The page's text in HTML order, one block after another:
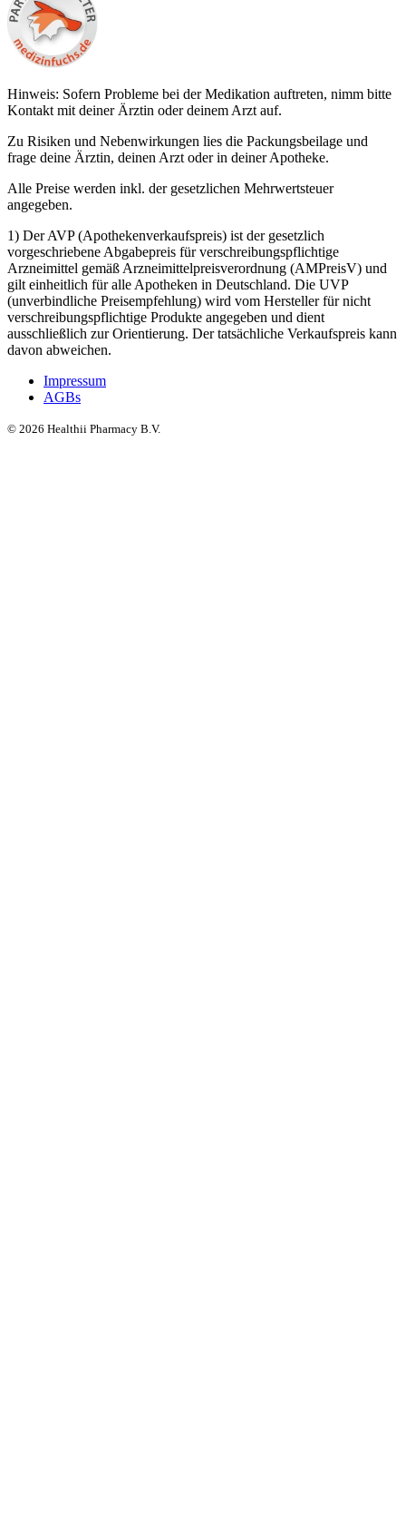
Hinweis: Sofern Probleme bei der Medikation auftreten, nimm bitte
Kontakt mit deiner Ärztin oder deinem Arzt auf.
Zu Risiken und Nebenwirkungen lies die Packungsbeilage und
frage deine Ärztin, deinen Arzt oder in deiner Apotheke.
Alle Preise werden inkl. der gesetzlichen Mehrwertsteuer
angegeben.
1) Der AVP (Apothekenverkaufspreis) ist der gesetzlich
vorgeschriebene Abgabepreis für verschreibungspflichtige
Arzneimittel gemäß Arzneimittelpreisverordnung (AMPreisV) und
gilt einheitlich für alle Apotheken in Deutschland. Die UVP
(unverbindliche Preisempfehlung) wird vom Hersteller für nicht
verschreibungspflichtige Produkte angegeben und dient
ausschließlich zur Orientierung. Der tatsächliche Verkaufspreis kann
davon abweichen.
Impressum
AGBs
© 2026 Healthii Pharmacy B.V.